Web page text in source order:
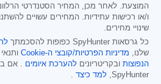
המוצעת. לאחר מכן, המחיר הסטנדרטי
ו/או רכישות עתידיות. המחירים עשויים
שינויי מחירים.
כל גרסאות SpyHunter כפופות להסכמתך
שלנו, מדיניות הפרטיות/קובצי ה-Cookie ותנאי
הנפוצות ובקריטריונים להערכת איומים . אם
SpyHunter, למד כיצד .